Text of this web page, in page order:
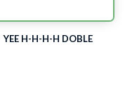
YEE H-H-H-H DOBLE